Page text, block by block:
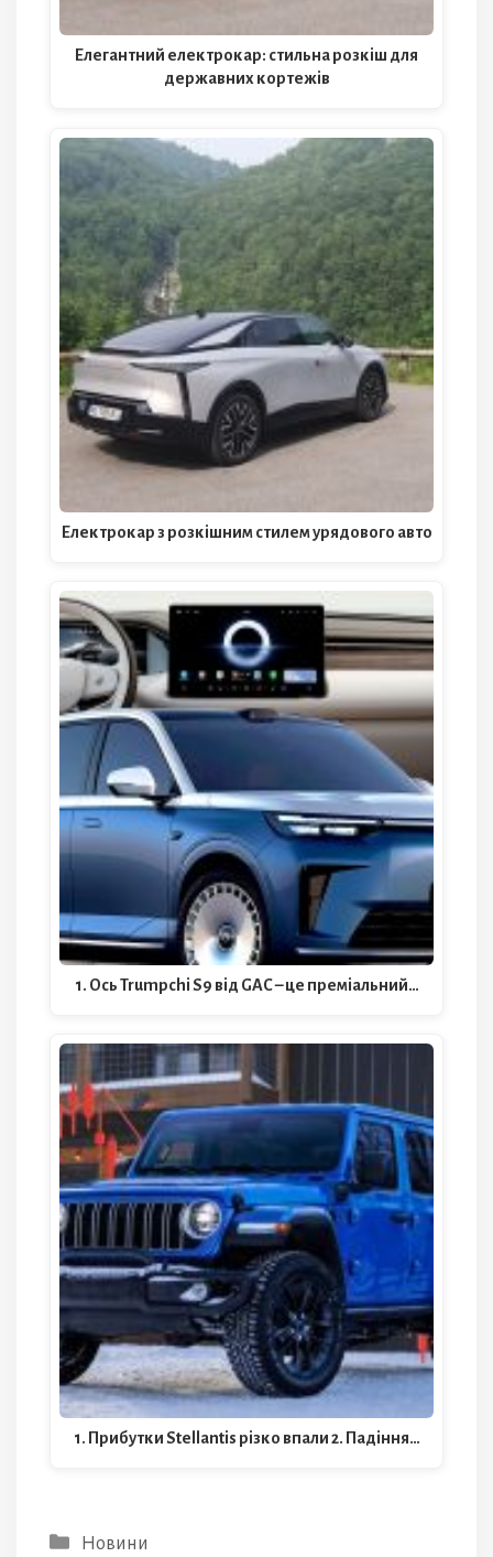
Елегантний електрокар: стильна розкіш для
державних кортежів
Електрокар з розкішним стилем урядового авто
1. Ось Trumpchi S9 від GAC – це преміальний…
1. Прибутки Stellantis різко впали 2. Падіння…
Категорії
Новини